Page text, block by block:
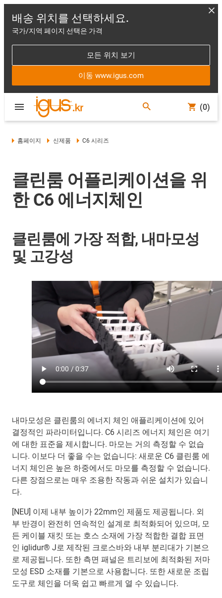
배송 위치를 선택하세요.
국가/지역 페이지 선택은 가격
모든 위치 보기
이동 www.igus.com
(0)
홈페이지 신제품 C6 시리즈
클린룸 어플리케이션을 위
한 C6 에너지체인
클린룸에 가장 적합, 내마모성
및 고강성
내마모성은 클린룸의 에너지 체인 애플리케이션에 있어
결정적인 파라미터입니다. C6 시리즈 에너지 체인은 여기
에 대한 표준을 제시합니다. 마모는 거의 측정할 수 없습
니다. 이보다 더 좋을 수는 없습니다: 새로운 C6 클린룸 에
너지 체인은 높은 하중에서도 마모를 측정할 수 없습니다.
다른 장점으로는 매우 조용한 작동과 쉬운 설치가 있습니
다.
[NEU] 이제 내부 높이가 22mm인 제품도 제공됩니다. 외
부 반경이 완전히 연속적인 설계로 최적화되어 있으며, 모
든 케이블 재킷 또는 호스 소재에 가장 적합한 결합 표면
인 iglidur® J로 제작된 크로스바와 내부 분리대가 기본으
로 제공됩니다. 또한 측면 패널은 트리보에 최적화된 저마
모성 ESD 소재를 기본으로 사용합니다. 또한 새로운 조립
도구로 체인을 더욱 쉽고 빠르게 열 수 있습니다.